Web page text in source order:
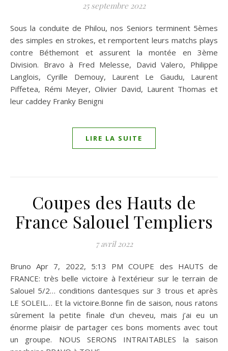
25 septembre 2022
Sous la conduite de Philou, nos Seniors terminent 5èmes
des simples en strokes, et remportent leurs matchs plays
contre Béthemont et assurent la montée en 3ème
Division. Bravo à Fred Melesse, David Valero, Philippe
Langlois, Cyrille Demouy, Laurent Le Gaudu, Laurent
Piffetea, Rémi Meyer, Olivier David, Laurent Thomas et
leur caddey Franky Benigni
LIRE LA SUITE
Coupes des Hauts de
France Salouel Templiers
7 avril 2022
Bruno Apr 7, 2022, 5:13 PM COUPE des HAUTS de
FRANCE: très belle victoire à l’extérieur sur le terrain de
Salouel 5/2… conditions dantesques sur 3 trous et après
LE SOLEIL… Et la victoire.Bonne fin de saison, nous ratons
sûrement la petite finale d’un cheveu, mais j’ai eu un
énorme plaisir de partager ces bons moments avec tout
un groupe. NOUS SERONS INTRAITABLES la saison